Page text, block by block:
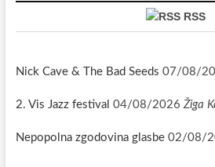
RSS
Nick Cave & The Bad Seeds 07/08/
2. Vis Jazz festival 04/08/2026 Žiga
Nepopolna zgodovina glasbe 02/08/